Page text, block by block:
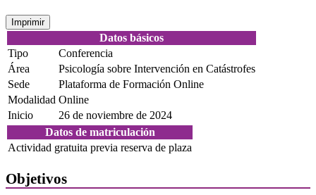
Imprimir
Datos básicos
Tipo
Conferencia
Área
Psicología sobre Intervención en Catástrofes
Sede
Plataforma de Formación Online
Modalidad Online
Inicio
26 de noviembre de 2024
Datos de matriculación
Actividad gratuita previa reserva de plaza
Objetivos